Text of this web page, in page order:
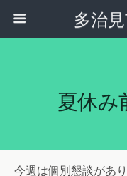
多治
夏休み
今週は個別懇談があ